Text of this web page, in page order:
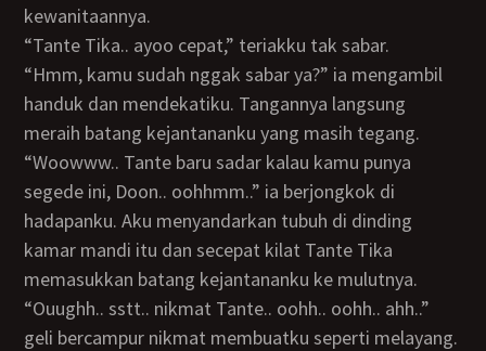
kewanitaannya.
“Tante Tika.. ayoo cepat,” teriakku tak sabar.
“Hmm, kamu sudah nggak sabar ya?” ia mengambil
handuk dan mendekatiku. Tangannya langsung
meraih batang kejantananku yang masih tegang.
“Woowww.. Tante baru sadar kalau kamu punya
segede ini, Doon.. oohhmm..” ia berjongkok di
hadapanku. Aku menyandarkan tubuh di dinding
kamar mandi itu dan secepat kilat Tante Tika
memasukkan batang kejantananku ke mulutnya.
“Ouughh.. sstt.. nikmat Tante.. oohh.. oohh.. ahh..”
geli bercampur nikmat membuatku seperti melayang.